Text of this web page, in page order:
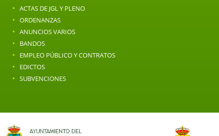
· ACTAS DE JGL Y PLENO
· ORDENANZAS
· ANUNCIOS VARIOS
· BANDOS
· EMPLEO PÚBLICO Y CONTRATOS
· EDICTOS
· SUBVENCIONES